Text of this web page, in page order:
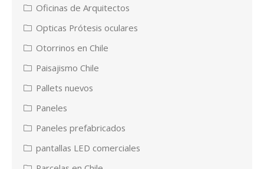
Oficinas de Arquitectos
Opticas Prótesis oculares
Otorrinos en Chile
Paisajismo Chile
Pallets nuevos
Paneles
Paneles prefabricados
pantallas LED comerciales